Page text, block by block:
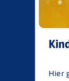
Hier